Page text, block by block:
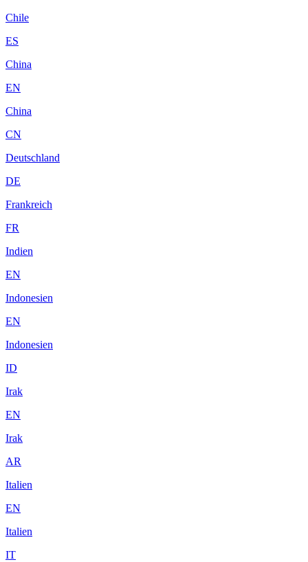
Chile
ES
China
EN
China
CN
Deutschland
DE
Frankreich
FR
Indien
EN
Indonesien
EN
Indonesien
ID
Irak
EN
Irak
AR
Italien
EN
Italien
IT